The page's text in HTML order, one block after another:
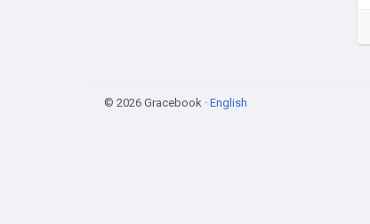
© 2026 Gracebook · English